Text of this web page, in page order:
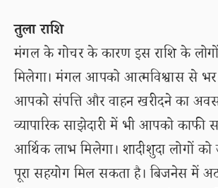
तुला राशि
मंगल के गोचर के कारण इस राशि के
मिलेगा। मंगल आपको आत्मविश्वास से भर
आपको संपत्ति और वाहन खरीदने का
व्यापारिक साझेदारी में भी आपको
आर्थिक लाभ मिलेगा। शादीशुदा लोगों
पूरा सहयोग मिल सकता है। बिजनेस में